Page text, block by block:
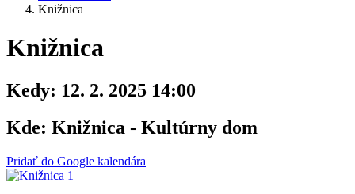
Knižnica
Knižnica
Kedy: 12. 2. 2025 14:00
Kde: Knižnica - Kultúrny dom
Pridať do Google kalendára